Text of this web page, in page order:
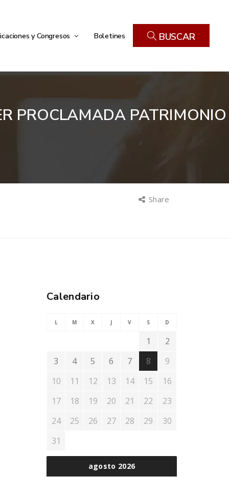
y Congresos Boletines BUSCAR
PROCLAMADA PATRIMONIO
Share
Calendario
agosto 2026
L M X J V S D
1
2
3
4 5 6 7 8
9
10
11 12 13 14 15
16
17
18 19 20 21 22
23
24
25 26 27 28 29
30
31